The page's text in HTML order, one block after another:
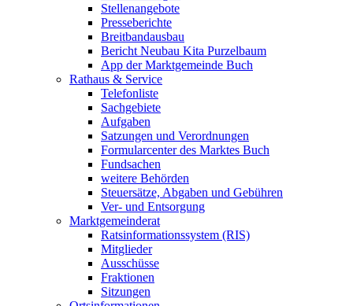
Stellenangebote
Presseberichte
Breitbandausbau
Bericht Neubau Kita Purzelbaum
App der Marktgemeinde Buch
Rathaus & Service
Telefonliste
Sachgebiete
Aufgaben
Satzungen und Verordnungen
Formularcenter des Marktes Buch
Fundsachen
weitere Behörden
Steuersätze, Abgaben und Gebühren
Ver- und Entsorgung
Marktgemeinderat
Ratsinformationssystem (RIS)
Mitglieder
Ausschüsse
Fraktionen
Sitzungen